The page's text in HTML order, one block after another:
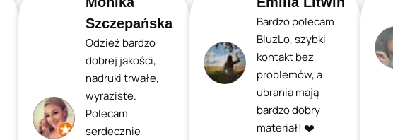
Szczepańska
Odzież bardzo
dobrej jakości,
nadruki trwałe,
wyraziste.
Polecam
serdecznie
Bardzo polecam
BluzLo, szybki
kontakt bez
problemów, a
ubrania mają
bardzo dobry
materiał! ❤️